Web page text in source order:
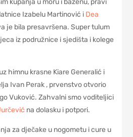
kupanja u moru i bazenu, pravi
Izabelu Martinović i Dea
je bila presavršena. Super tulum
iz podružnice i sjedišta i kolege
himnu krasne Kiare Generalić i
Ivan Perak , prvenstvo otvorio
Vuković. Zahvalni smo voditeljici
na dolasku i potpori.
za dječake u nogometu i cure u